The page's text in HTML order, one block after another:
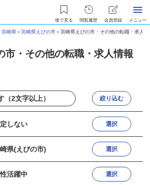
後で見る 閲覧履歴 会員登録 メニュー
宮崎県＞宮崎県えびの市＞宮崎県えびの市・その他の転職・求人情
市・その他の転職・求人情報
絞り込む
しない 選択
県(えびの市) 選択
活躍中 選択